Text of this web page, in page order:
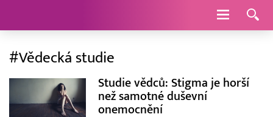
Navigace
#Vědecká studie
Studie vědců: Stigma je horší
než samotné duševní
onemocnění